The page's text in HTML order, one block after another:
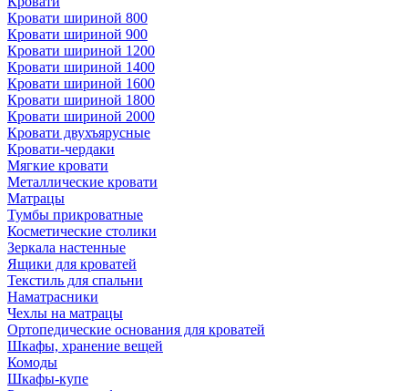
Кровати шириной 800
Кровати шириной 900
Кровати шириной 1200
Кровати шириной 1400
Кровати шириной 1600
Кровати шириной 1800
Кровати шириной 2000
Кровати двухъярусные
Кровати-чердаки
Мягкие кровати
Металлические кровати
Матрацы
Тумбы прикроватные
Косметические столики
Зеркала настенные
Ящики для кроватей
Текстиль для спальни
Наматрасники
Чехлы на матрацы
Ортопедические основания для кроватей
Шкафы, хранение вещей
Комоды
Шкафы-купе